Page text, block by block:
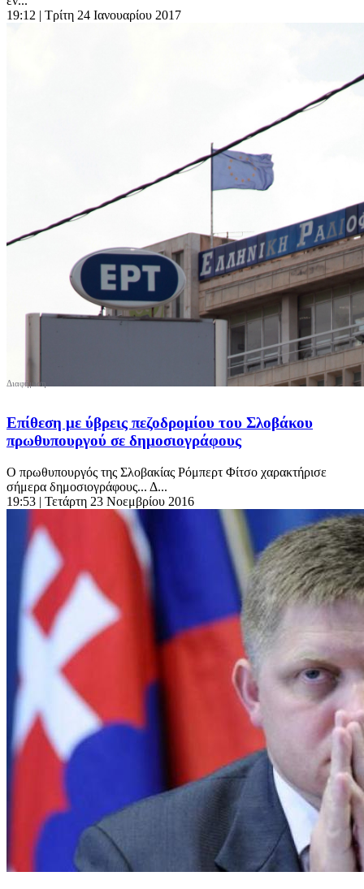
19:12 | Τρίτη 24 Ιανουαρίου 2017
Επίθεση με ύβρεις πεζοδρομίου του Σλοβάκου
πρωθυπουργού σε δημοσιογράφους
Ο πρωθυπουργός της Σλοβακίας Ρόμπερτ Φίτσο χαρακτήρισε
σήμερα δημοσιογράφους... Δ...
19:53 | Τετάρτη 23 Νοεμβρίου 2016